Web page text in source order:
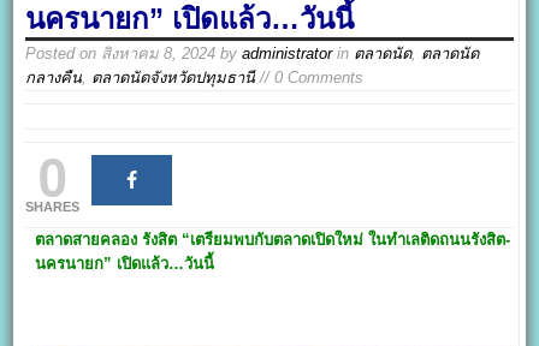
นครนายก” เปิดแล้ว…วันนี้
Posted on สิงหาคม 8, 2024 byadministratorin ตลาดนัด, ตลาดนัด
กลางคืน, ตลาดนัดจังหวัดปทุมธานี// 0 Comments
0
SHARES
ตลาดสายคลอง รังสิต “เตรียมพบกับตลาดเปิดใหม่ ในทำเลติดถนนรังสิต-
นครนายก” เปิดแล้ว…วันนี้